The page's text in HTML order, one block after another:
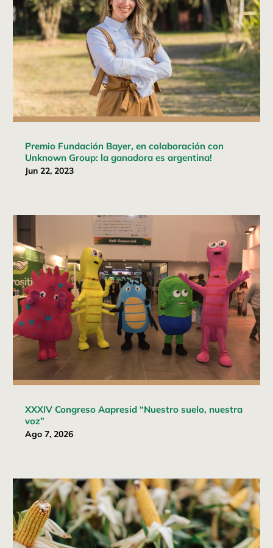
Premio Fundación Bayer, en colaboración con
Unknown Group: la ganadora es argentina!
Jun 22, 2023
XXXIV Congreso Aapresid “Nuestro suelo, nuestra
voz”
Ago 7, 2026